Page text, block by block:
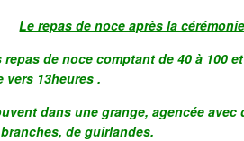
Le repas de noce après la
repas de noce comptant de 40 à 100
vers 13heures .
dans une grange, agencée avec
de guirlandes.